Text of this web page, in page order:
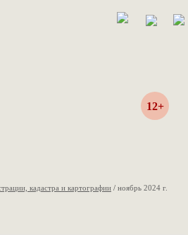
12+
кадастра и картографии / ноябрь 2024 г.